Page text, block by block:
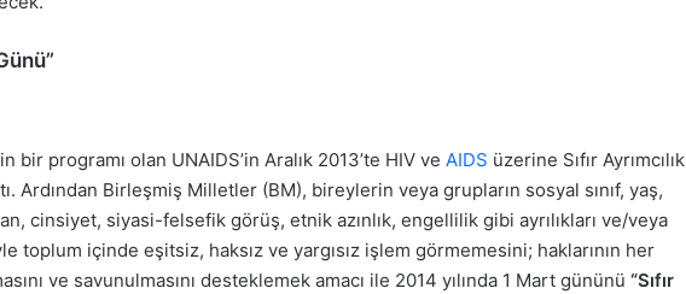
bir programı olan UNAIDS’in Aralık 2013’te HIV ve AIDS üzerine Sıfır Ayrımcılık
Ardından Birleşmiş Milletler (BM), bireylerin veya grupların sosyal sınıf, yaş,
cinsiyet, siyasi-felsefik görüş, etnik azınlık, engellilik gibi ayrılıkları ve/veya
toplum içinde eşitsiz, haksız ve yargısız işlem görmemesini; haklarının her
ve savunulmasını desteklemek amacı ile 2014 yılında 1 Mart gününü “Sıfır